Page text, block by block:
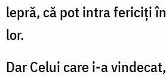
lepră, că pot intra fericiţi
lor.
Dar Celui care i-a